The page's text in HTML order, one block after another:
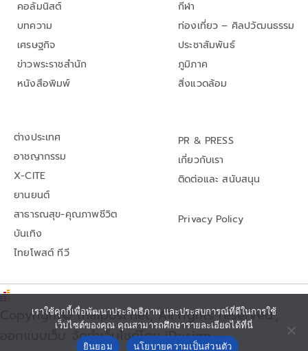
คอลัมนิสต์
บทความ
เศรษฐกิจ
ข่าวพระราชสำนัก
หนังสือพิมพ์
กีฬา
ท่องเที่ยว – ศิลปวัฒนธรรม
ประชาสัมพันธ์
ภูมิภาค
สิ่งแวดล้อม
ต่างประเทศ
อาชญากรรม
X-CITE
ยานยนต์
สาธารณสุข-คุณภาพชีวิต
บันเทิง
ไทยโพสต์ ทีวี
PR & PRESS
เกี่ยวกับเรา
ติดต่อและ สนับสนุน
Privacy Policy
Copyright© thaipost.net, All rights reserved.,
ออกแบบเว็บ จัดทำเว็บไซต์โดย iDesign
เราใช้คุกกี้เพื่อพัฒนาประสิทธิภาพ และประสบการณ์ที่ดีในการใช้
เว็บไซต์ของคุณ คุณสามารถศึกษารายละเอียดได้ที่นี่
ยินยอม
นโยบายความเป็นส่วนตัว